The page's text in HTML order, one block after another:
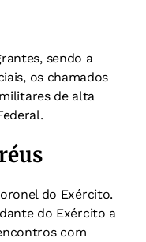
sendo a
os chamados
de alta
do Exército.
do Exército a
com